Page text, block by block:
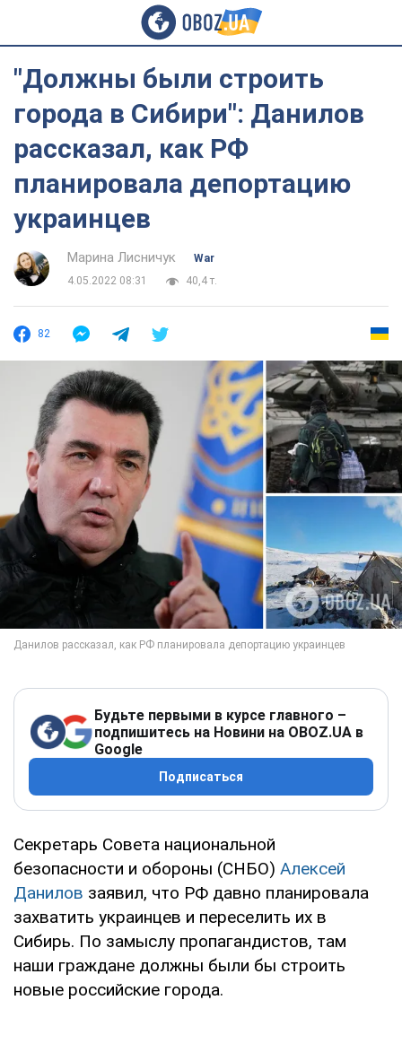
"Должны были строить
города в Сибири": Данилов
рассказал, как РФ
планировала депортацию
украинцев
Марина Лисничук
War
4.05.2022 08:31
40,4 т.
82
Будьте первыми в курсе главного –
подпишитесь на Новини на OBOZ.UA в
Google
Подписаться
Секретарь Совета национальной
безопасности и обороны (СНБО) Алексей
Данилов заявил, что РФ давно планировала
захватить украинцев и переселить их в
Сибирь. По замыслу пропагандистов, там
наши граждане должны были бы строить
новые российские города.